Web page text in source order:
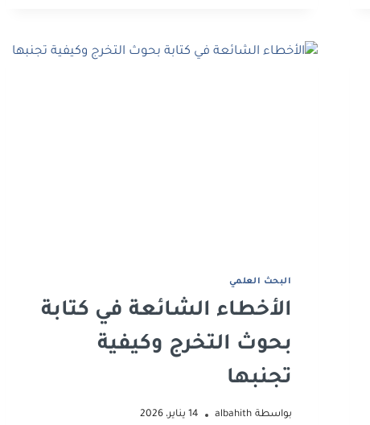
العلمية
البحث العلمي
الأخطاء الشائعة في كتابة
بحوث التخرج وكيفية
تجنبها
بواسطة albahith 14 يناير، 2026